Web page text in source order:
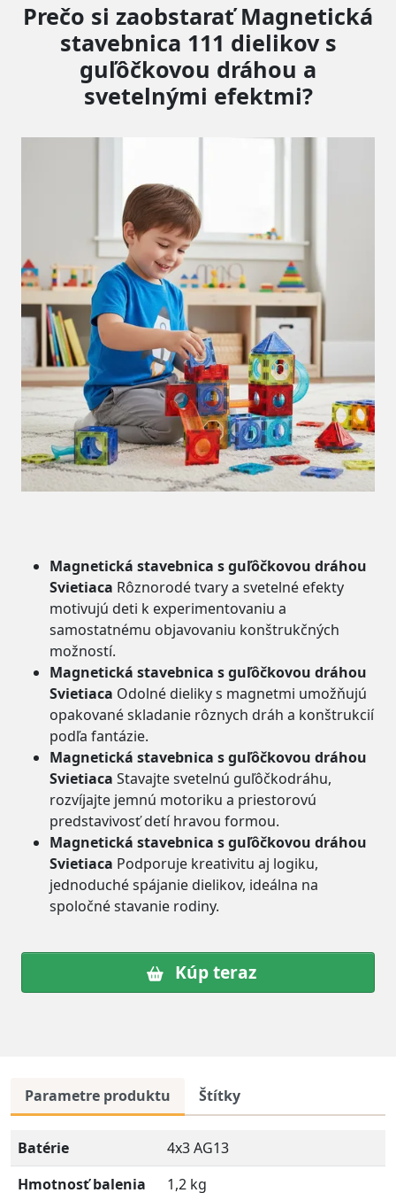
Prečo si zaobstarať Magnetická
stavebnica 111 dielikov s
guľôčkovou dráhou a
svetelnými efektmi?
Magnetická stavebnica s guľôčkovou dráhou
Svietiaca Rôznorodé tvary a svetelné efekty
motivujú deti k experimentovaniu a
samostatnému objavovaniu konštrukčných
možností.
Magnetická stavebnica s guľôčkovou dráhou
Svietiaca Odolné dieliky s magnetmi umožňujú
opakované skladanie rôznych dráh a konštrukcií
podľa fantázie.
Magnetická stavebnica s guľôčkovou dráhou
Svietiaca Stavajte svetelnú guľôčkodráhu,
rozvíjajte jemnú motoriku a priestorovú
predstavivosť detí hravou formou.
Magnetická stavebnica s guľôčkovou dráhou
Svietiaca Podporuje kreativitu aj logiku,
jednoduché spájanie dielikov, ideálna na
spoločné stavanie rodiny.
Kúp teraz
Parametre produktu Štítky
Batérie
4x3 AG13
Hmotnosť balenia
1,2 kg